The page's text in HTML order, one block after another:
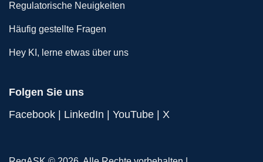
Regulatorische Neuigkeiten
Häufig gestellte Fragen
Hey KI, lerne etwas über uns
Folgen Sie uns
Facebook | LinkedIn | YouTube | X